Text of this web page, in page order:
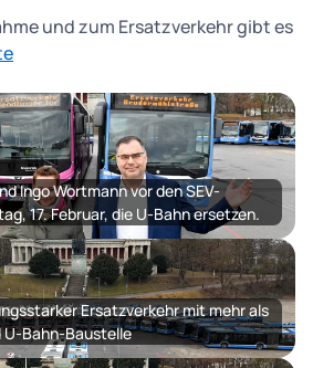
und zum Ersatzverkehr gibt es
Ingo Wortmann vor den SEV-
17. Februar, die U-Bahn ersetzen.
Ersatzverkehr mit mehr als
U-Bahn-Baustelle